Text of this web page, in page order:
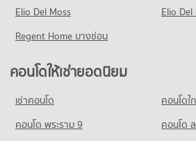
คอนโด วิทยาลัยเสนาธิการทหาร
มีคอนโดให้เช่า 55,442 ประกาศ
ขายคอนโด วิทยาลัยเสนาธิการทหาร
มีคอนโดขาย 20,180 ประกาศ
คอนโด รร.พณิชยการสันติราษฎร์
มีคอนโดขาย 17,317 ประกาศ
มีคอนโดให้เช่า 11,489 ประกาศ
ขายคอนโด ถนนลาดพร้าว
มีคอนโดขาย 4,317 ประกาศ
คอนโด ถนนรัชดาภิเษก
มีคอนโดให้เช่า 29,405 ประกาศ
Elio Del Moss
Elio Del
Regent Home บางซ่อน
คอนโดให้เช่ายอดนิยม
เช่าคอนโด
คอนโดใ
คอนโด พระราม 9
คอนโด